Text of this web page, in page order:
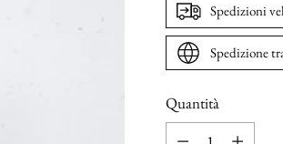
Spedizioni
Spedizione
Quantità
Quantità